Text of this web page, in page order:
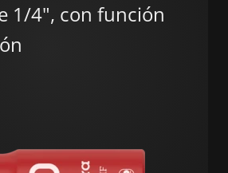
1/4", con función